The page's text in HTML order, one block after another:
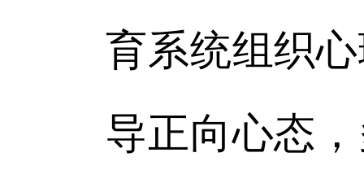
育系统组织
导正向心态